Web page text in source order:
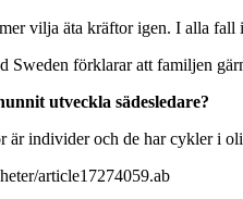
vilja äta kräftor igen. I alla fall
Sweden förklarar att familjen
utveckla sädesledare?
är individer och de har cykler i
article17274059.ab